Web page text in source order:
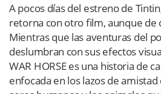
A pocos días del estreno de
retorna con otro film, aunque de
Mientras que las aventuras del
deslumbran con sus efectos
WAR HORSE es una historia de
enfocada en los lazos de